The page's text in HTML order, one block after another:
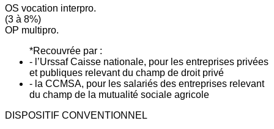
OS vocation interpro.
(3 à 8%)
OP multipro.
*Recouvrée par :
- l’Urssaf Caisse nationale, pour les entreprises privées
et publiques relevant du champ de droit privé
- la CCMSA, pour les salariés des entreprises relevant
du champ de la mutualité sociale agricole
DISPOSITIF CONVENTIONNEL